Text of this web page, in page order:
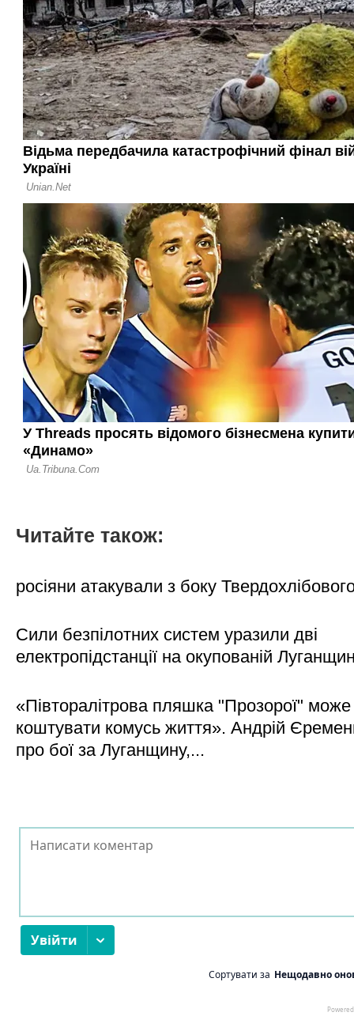
Читайте також:
росіяни атакували з боку
Сили безпілотних систем уразили дві
електропідстанції на окупованій
«Півторалітрова пляшка "Прозорої" може
коштувати комусь життя». Андрій
про бої за Луганщину,...